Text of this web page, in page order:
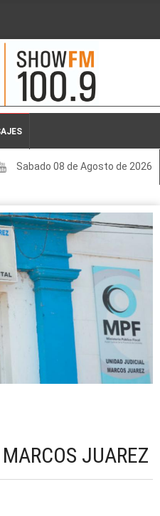
Sabado 08 de Agosto de 2026
LOCALES
DEPORTES
ESPECTACULOS
INTERNACIONALES
JUAREZ